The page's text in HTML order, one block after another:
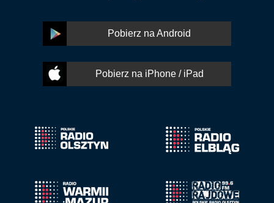
Pobierz na Android
Pobierz na iPhone / iPad